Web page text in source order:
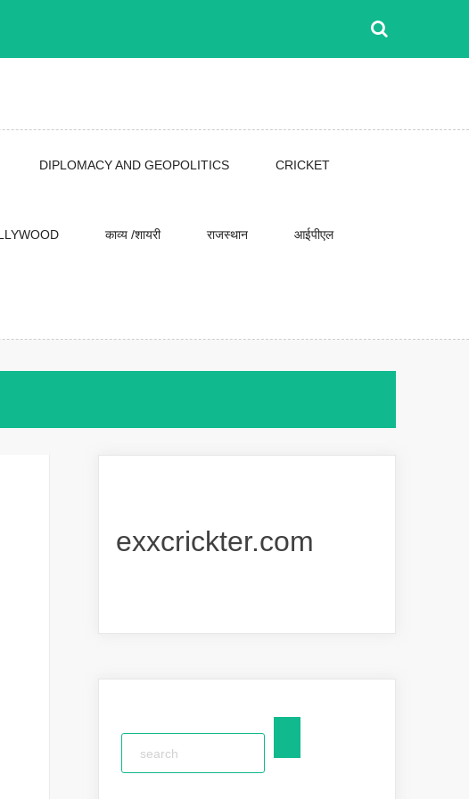
DIPLOMACY AND GEOPOLITICS CRICKET
काव्य /शायरी राजस्थान आईपीएल
exxcrickter.com